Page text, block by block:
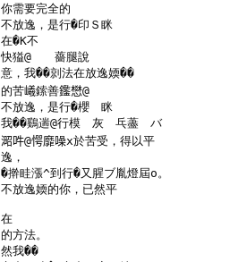
你需要完全的
不放逸，是行�印Ｓ眯
在�K不
快獈@　　薔腿說
意，我��剠法在放逸媆��
的苦𡾞鎍善𨯿𢡟@
不放逸，是行�櫻　眯
我��鷄遄@行模　灰　乓藎　バ
𣸬吽@愕靡噪x於苦受，得以平
逸，
�擀眭漲^到行�又腥ブ胤燈屆o。
不放逸媆的你，已然平
在
的方法。
然我��